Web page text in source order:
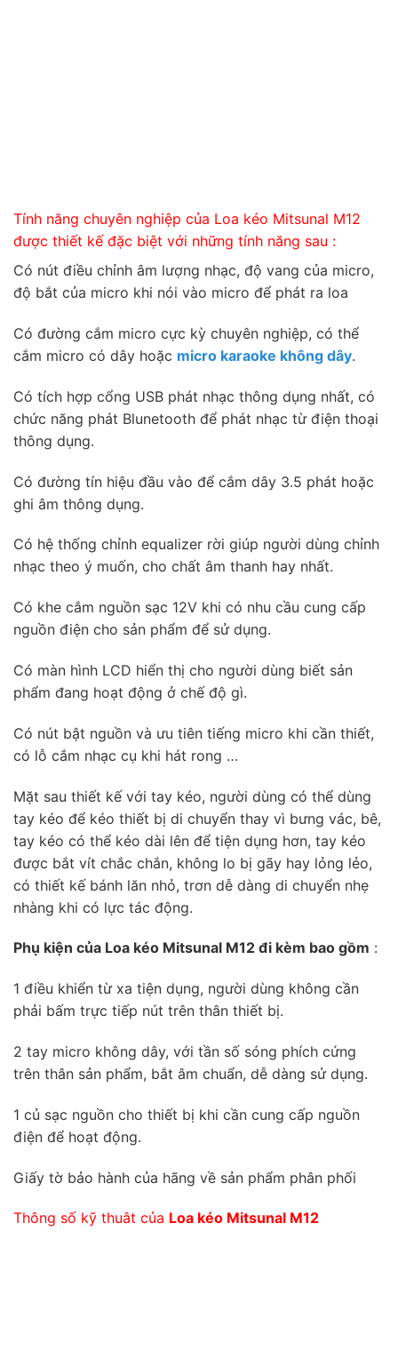
Tính năng chuyên nghiệp của Loa kéo Mitsunal M12
được thiết kế đặc biệt với những tính năng sau :
Có nút điều chỉnh âm lượng nhạc, độ vang của micro,
độ bắt của micro khi nói vào micro để phát ra loa
Có đường cắm micro cực kỳ chuyên nghiệp, có thể
cắm micro có dây hoặc micro karaoke không dây.
Có tích hợp cổng USB phát nhạc thông dụng nhất, có
chức năng phát Blunetooth để phát nhạc từ điện thoại
thông dụng.
Có đường tín hiệu đầu vào để cắm dây 3.5 phát hoặc
ghi âm thông dụng.
Có hệ thống chỉnh equalizer rời giúp người dùng chỉnh
nhạc theo ý muốn, cho chất âm thanh hay nhất.
Có khe cắm nguồn sạc 12V khi có nhu cầu cung cấp
nguồn điện cho sản phẩm để sử dụng.
Có màn hình LCD hiển thị cho người dùng biết sản
phẩm đang hoạt động ở chế độ gì.
Có nút bật nguồn và ưu tiên tiếng micro khi cần thiết,
có lỗ cắm nhạc cụ khi hát rong …
Mặt sau thiết kế với tay kéo, người dùng có thể dùng
tay kéo để kéo thiết bị di chuyển thay vì bưng vác, bê,
tay kéo có thể kéo dài lên để tiện dụng hơn, tay kéo
được bắt vít chắc chắn, không lo bị gãy hay lỏng lẻo,
có thiết kế bánh lăn nhỏ, trơn dễ dàng di chuyển nhẹ
nhàng khi có lực tác động.
Phụ kiện của Loa kéo Mitsunal M12 đi kèm bao gồm :
1 điều khiển từ xa tiện dụng, người dùng không cần
phải bấm trực tiếp nút trên thân thiết bị.
2 tay micro không dây, với tần số sóng phích cứng
trên thân sản phẩm, bắt âm chuẩn, dễ dàng sử dụng.
1 củ sạc nguồn cho thiết bị khi cần cung cấp nguồn
điện để hoạt động.
Giấy tờ bảo hành của hãng về sản phẩm phân phối
Thông số kỹ thuât của Loa kéo Mitsunal M12